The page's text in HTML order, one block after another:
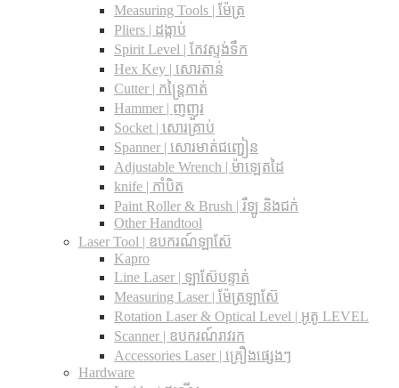
Measuring Tools | ម៉ែត្រ
Pliers | ដង្កាប់
Spirit Level | កែវស្ទង់ទឹក
Hex Key | សោរតាន់
Cutter | កន្រ្តៃកាត់
Hammer | ញញួរ
Socket | សោរគ្រាប់
Spanner |​ សោរមាត់ជញ្ជៀន
Adjustable Wrench |​ ម៉ាឡេតដៃ
knife | កាំបិត
Paint Roller & Brush | រឺឡូ និងជក់
Other Handtool
Laser Tool | ឧបករណ៍ឡាស៊ែ
Kapro
Line Laser | ឡាស៊ែបន្ទាត់
Measuring Laser | ម៉ែត្រឡាស៊ែ
Rotation Laser & Optical Level | អូតូ LEVEL
Scanner | ឧបករណ៍រាវរក
Accessories Laser | គ្រឿងផ្សេងៗ
Hardware